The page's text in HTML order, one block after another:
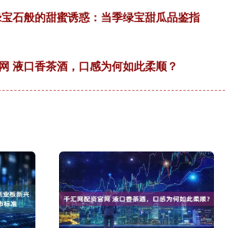
石般的甜蜜诱惑：当季绿宝甜瓜品鉴指
液口香茶酒，口感为何如此柔顺？